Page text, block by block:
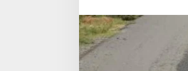
Truk